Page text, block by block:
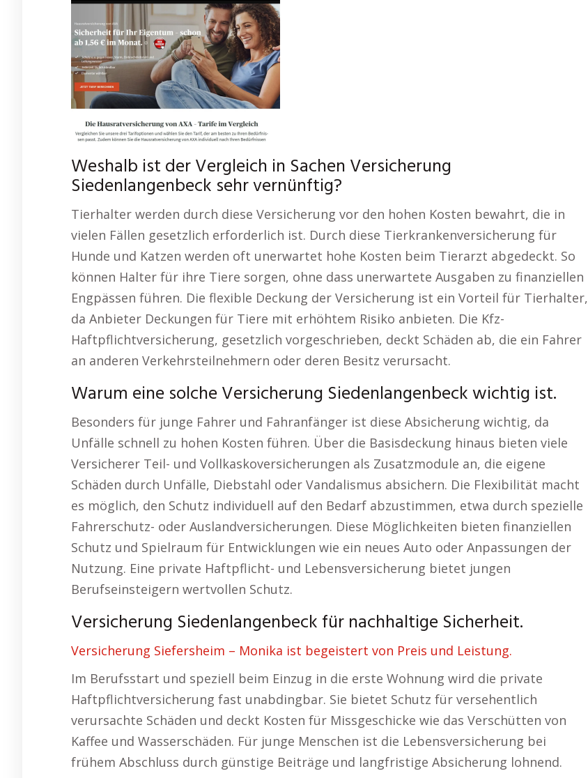
Weshalb ist der Vergleich in Sachen Versicherung
Siedenlangenbeck sehr vernünftig?
Tierhalter werden durch diese Versicherung vor den hohen Kosten bewahrt, die in
vielen Fällen gesetzlich erforderlich ist. Durch diese Tierkrankenversicherung für
Hunde und Katzen werden oft unerwartet hohe Kosten beim Tierarzt abgedeckt. So
können Halter für ihre Tiere sorgen, ohne dass unerwartete Ausgaben zu finanziellen
Engpässen führen. Die flexible Deckung der Versicherung ist ein Vorteil für Tierhalter,
da Anbieter Deckungen für Tiere mit erhöhtem Risiko anbieten. Die Kfz-
Haftpflichtversicherung, gesetzlich vorgeschrieben, deckt Schäden ab, die ein Fahrer
an anderen Verkehrsteilnehmern oder deren Besitz verursacht.
Warum eine solche Versicherung Siedenlangenbeck wichtig ist.
Besonders für junge Fahrer und Fahranfänger ist diese Absicherung wichtig, da
Unfälle schnell zu hohen Kosten führen. Über die Basisdeckung hinaus bieten viele
Versicherer Teil- und Vollkaskoversicherungen als Zusatzmodule an, die eigene
Schäden durch Unfälle, Diebstahl oder Vandalismus absichern. Die Flexibilität macht
es möglich, den Schutz individuell auf den Bedarf abzustimmen, etwa durch spezielle
Fahrerschutz- oder Auslandversicherungen. Diese Möglichkeiten bieten finanziellen
Schutz und Spielraum für Entwicklungen wie ein neues Auto oder Anpassungen der
Nutzung. Eine private Haftpflicht- und Lebensversicherung bietet jungen
Berufseinsteigern wertvollen Schutz.
Versicherung Siedenlangenbeck für nachhaltige Sicherheit.
Versicherung Siefersheim – Monika ist begeistert von Preis und Leistung.
Im Berufsstart und speziell beim Einzug in die erste Wohnung wird die private
Haftpflichtversicherung fast unabdingbar. Sie bietet Schutz für versehentlich
verursachte Schäden und deckt Kosten für Missgeschicke wie das Verschütten von
Kaffee und Wasserschäden. Für junge Menschen ist die Lebensversicherung bei
frühem Abschluss durch günstige Beiträge und langfristige Absicherung lohnend.